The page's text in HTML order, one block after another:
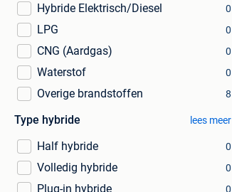
Hybride Elektrisch/Diesel 0
LPG 0
CNG (Aardgas) 0
Waterstof 0
Overige brandstoffen 8
Type hybride lees meer
Half hybride 0
Volledig hybride 0
Plug-in hybride 0